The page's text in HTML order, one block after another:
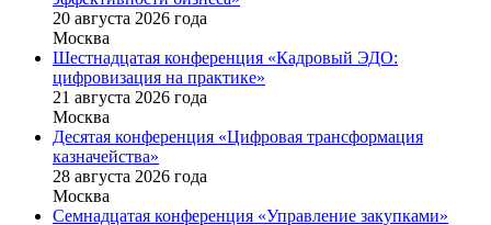
20 августа 2026 года
Москва
Шестнадцатая конференция «Кадровый ЭДО:
цифровизация на практике»
21 августа 2026 года
Москва
Десятая конференция «Цифровая трансформация
казначейства»
28 августа 2026 года
Москва
Семнадцатая конференция «Управление закупками»